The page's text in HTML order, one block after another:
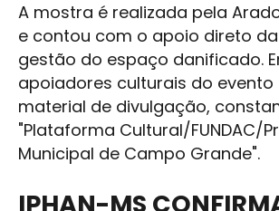
A mostra é realizada pela
e contou com o apoio direto
gestão do espaço danificado.
apoiadores culturais do evento
material de divulgação,
"Plataforma Cultural/FUNDAC/
Municipal de Campo Grande".
IPHAN-MS